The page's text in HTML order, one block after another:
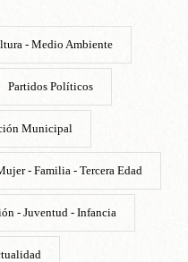
- Medio Ambiente
Partidos Políticos
Municipal
- Familia - Tercera Edad
- Juventud - Infancia